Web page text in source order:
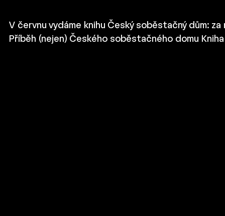
V červnu vydáme knihu Český soběstačný dům:
Příběh (nejen) Českého soběstačného domu